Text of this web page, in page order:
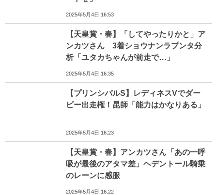
2025年5月4日 16:53
【天皇賞・春】「してやったりかと」ア
ンカツさん 3着ショウナンラプンタ分
析「ユタカちゃんが前走で…」
2025年5月4日 16:35
【プリンシパルS】レディネスVでダー
ビー出走権！昆師「能力はかなりある」
2025年5月4日 16:23
【天皇賞・春】アンカツさん「あの一呼
吸が最後のアタマ差」ヘデントール騎乗
のレーンに感服
2025年5月4日 16:22